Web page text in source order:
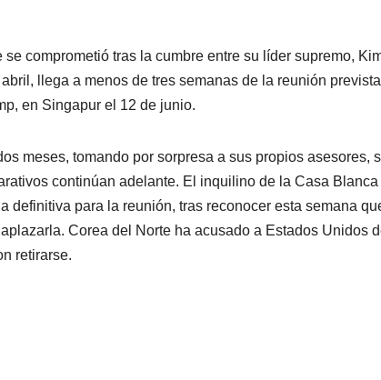
comprometió tras la cumbre entre su líder supremo,
llega a menos de tres semanas de la reunión prevista
en Singapur el 12 de junio.
meses, tomando por sorpresa a sus propios asesores,
continúan adelante. El inquilino de la Casa Blanca
definitiva para la reunión, tras reconocer esta semana
Corea del Norte ha acusado a Estados Unidos
retirarse.